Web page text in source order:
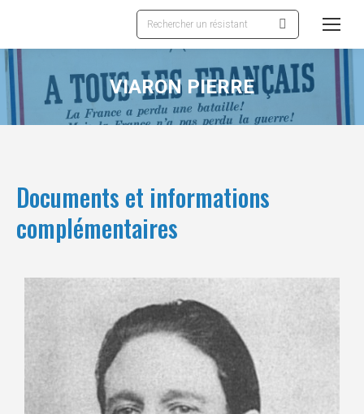
Recherche
:
VIARON PIERRE
Documents et informations
complémentaires